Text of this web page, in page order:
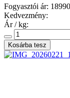
Fogyasztói ár:
Kedvezmény:
Ár / kg: